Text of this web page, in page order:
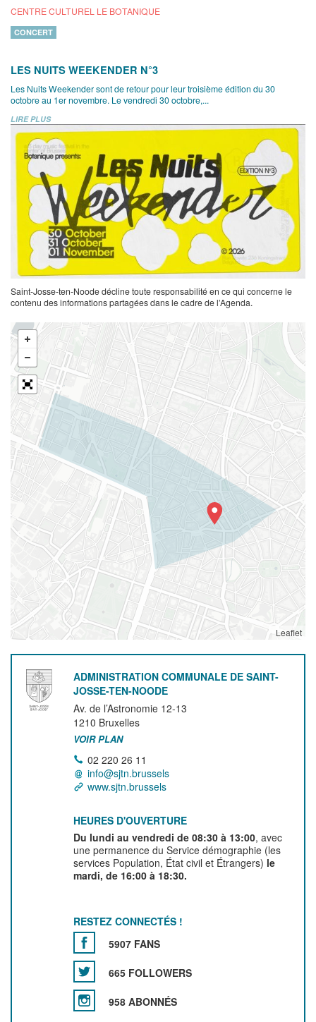
CENTRE CULTUREL LE BOTANIQUE
CONCERT
LES NUITS WEEKENDER N°3
Les Nuits Weekender sont de retour pour leur troisième édition du 30
octobre au 1er novembre. Le vendredi 30 octobre,...
LIRE PLUS
Saint-Josse-ten-Noode décline toute responsabilité en ce qui concerne le
contenu des informations partagées dans le cadre de l’Agenda.
Leaflet
ADMINISTRATION COMMUNALE DE SAINT-
JOSSE-TEN-NOODE
Av. de l’Astronomie 12-13
1210 Bruxelles
VOIR PLAN
02 220 26 11
info@sjtn.brussels
www.sjtn.brussels
HEURES D'OUVERTURE
Du lundi au vendredi de 08:30 à 13:00, avec
une permanence du Service démographie (les
services Population, État civil et Étrangers) le
mardi, de 16:00 à 18:30.
RESTEZ CONNECTÉS !
5907 FANS
665 FOLLOWERS
958 ABONNÉS